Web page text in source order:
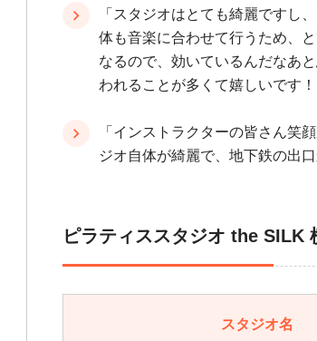
「スタジオはとても綺麗ですし
体も音楽に合わせて行うため、
なるので、効いているんだなあ
われることが多くて嬉しいです
「インストラクターの皆さん笑
ジオ自体が綺麗で、地下鉄の出
ピラティススタジオ the SILK
スタジオ名